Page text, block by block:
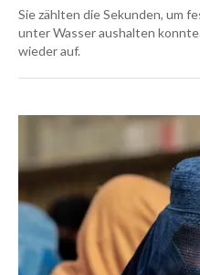
Sie zählten die Sekunden, um
unter Wasser aushalten
wieder auf.